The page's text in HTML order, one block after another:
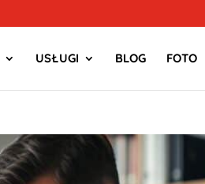
USŁUGI BLOG FOTO